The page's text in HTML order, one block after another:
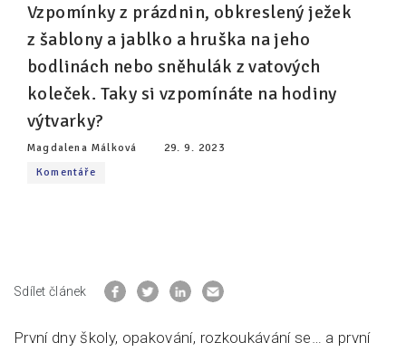
Pro média
Tiskové zprávy
Pro zřizovatele
Konference Lepší škola
O nás
Partneři a dárci
Vzpomínky z prázdnin, obkreslený ježek
z šablony a jablko a hruška na jeho
bodlinách nebo sněhulák z vatových
koleček. Taky si vzpomínáte na hodiny
výtvarky?
Magdalena Málková
29. 9. 2023
Komentáře
Sdílet článek
První dny školy, opakování, rozkoukávání se… a první